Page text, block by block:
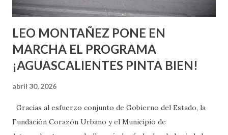
son suficientemen...
LEO MONTAÑEZ PONE EN
MARCHA EL PROGRAMA
¡AGUASCALIENTES PINTA BIEN!
abril 30, 2026
Gracias al esfuerzo conjunto de Gobierno del Estado, la
Fundación Corazón Urbano y el Municipio de